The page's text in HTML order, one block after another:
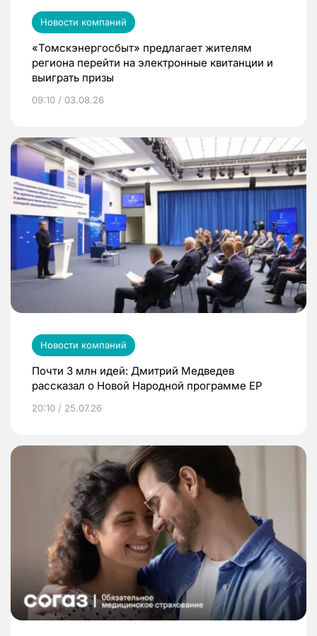
Новости компаний
«Томскэнергосбыт» предлагает жителям
региона перейти на электронные квитанции и
выиграть призы
09:10 / 03.08.26
Новости компаний
Почти 3 млн идей: Дмитрий Медведев
рассказал о Новой Народной программе ЕР
20:10 / 25.07.26